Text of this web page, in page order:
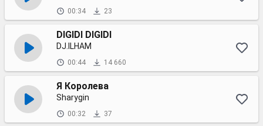
00:34 23
DIGIDI DIGIDI
DJ.ILHAM
00:44 14 660
Я Королева
Sharygin
00:32 37